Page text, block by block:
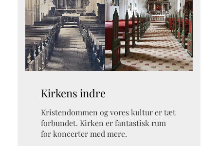
Kirkens indre
Kristendommen og vores kultur er tæt
forbundet. Kirken er fantastisk rum
for koncerter med mere.